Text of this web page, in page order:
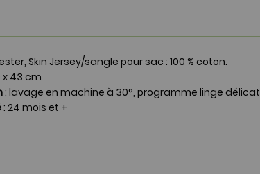
Skin Jersey/sangle pour sac : 100 % coton.
x 43 cm
: lavage en machine à 30°, programme linge délicat
: 24 mois et +